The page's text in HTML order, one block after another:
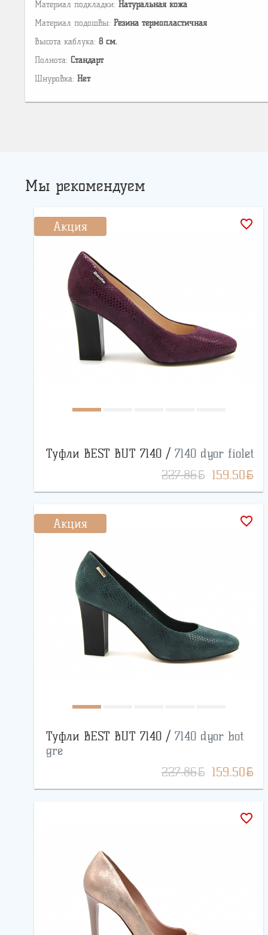
Материал подкладки: Натуральная кожа
Материал подошвы: Резина термопластичная
Высота каблука: 8 см.
Полнота: Стандарт
Шнуровка: Нет
Мы рекомендуем
Акция favorite_border
Туфли BEST BUT 7140 / 7140 dyor fiolet
227.86BYN 159.50BYN
Акция favorite_border
Туфли BEST BUT 7140 / 7140 dyor bot
gre
227.86BYN 159.50BYN
favorite_border